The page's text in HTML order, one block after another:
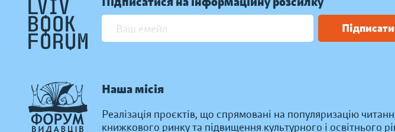
Наша місія
Реалізація проєктів, що спрямовані на популяризацію
книжкового ринку та підвищення культурного і освітнього